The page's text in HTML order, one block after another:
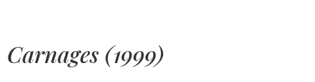
Carnages (1999)